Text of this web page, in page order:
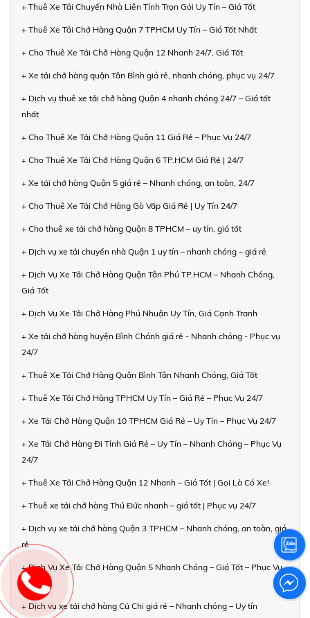
+ Thuê Xe Tải Chuyển Nhà Liên Tỉnh Trọn Gói Uy Tín – Giá Tốt
+ Thuê Xe Tải Chở Hàng Quận 7 TPHCM Uy Tín – Giá Tốt Nhất
+ Cho Thuê Xe Tải Chở Hàng Quận 12 Nhanh 24/7, Giá Tốt
+ Xe tải chở hàng quận Tân Bình giá rẻ, nhanh chóng, phục vụ 24/7
+ Dịch vụ thuê xe tải chở hàng Quận 4 nhanh chóng 24/7 – Giá tốt
nhất
+ Cho Thuê Xe Tải Chở Hàng Quận 11 Giá Rẻ – Phục Vụ 24/7
+ Cho Thuê Xe Tải Chở Hàng Quận 6 TP.HCM Giá Rẻ | 24/7
+ Xe tải chở hàng Quận 5 giá rẻ – Nhanh chóng, an toàn, 24/7
+ Cho Thuê Xe Tải Chở Hàng Gò Vấp Giá Rẻ | Uy Tín 24/7
+ Cho thuê xe tải chở hàng Quận 8 TPHCM – uy tín, giá tốt
+ Dịch vụ xe tải chuyển nhà Quận 1 uy tín – nhanh chóng – giá rẻ
+ Dịch Vụ Xe Tải Chở Hàng Quận Tân Phú TP.HCM – Nhanh Chóng,
Giá Tốt
+ Dịch Vụ Xe Tải Chở Hàng Phú Nhuận Uy Tín, Giá Cạnh Tranh
+ Xe tải chở hàng huyện Bình Chánh giá rẻ - Nhanh chóng - Phục vụ
24/7
+ Thuê Xe Tải Chở Hàng Quận Bình Tân Nhanh Chóng, Giá Tốt
+ Thuê Xe Tải Chở Hàng TPHCM Uy Tín – Giá Rẻ – Phục Vụ 24/7
+ Xe Tải Chở Hàng Quận 10 TPHCM Giá Rẻ – Uy Tín – Phục Vụ 24/7
+ Xe Tải Chở Hàng Đi Tỉnh Giá Rẻ – Uy Tín – Nhanh Chóng – Phục Vụ
24/7
+ Thuê Xe Tải Chở Hàng Quận 12 Nhanh – Giá Tốt | Gọi Là Có Xe!
+ Thuê xe tải chở hàng Thủ Đức nhanh – giá tốt | Phục vụ 24/7
+ Dịch vụ xe tải chở hàng Quận 3 TPHCM – Nhanh chóng, an toàn, giá
rẻ
+ Dịch Vụ Xe Tải Chở Hàng Quận 5 Nhanh Chóng – Giá Tốt – Phục Vụ
24/7
+ Dịch vụ xe tải chở hàng Củ Chi giá rẻ – Nhanh chóng – Uy tín